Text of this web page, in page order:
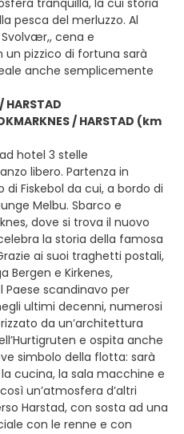
tranquilla, la cui storia
pesca del merluzzo. Al
cena e
pizzico di fortuna sarà
anche semplicemente
HARSTAD
/ HARSTAD (km
hotel 3 stelle
libero. Partenza in
Fiskebol da cui, a bordo di
Melbu. Sbarco e
dove si trova il nuovo
la storia della famosa
ai suoi traghetti postali,
Bergen e Kirkenes,
scandinavo per
ultimi decenni, numerosi
da un’architettura
e ospita anche
simbolo della flotta: sarà
cucina, la sala macchine e
un’atmosfera d’altri
Harstad, con sosta ad una
con le renne e con